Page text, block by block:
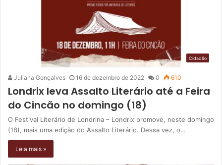
Cidadão
Juliana Gonçalves 16 de dezembro de 2022 0 610
Londrix leva Assalto Literário até a Feira
do Cincão no domingo (18)
O Festival Literário de Londrina – Londrix promove, neste domingo
(18), mais uma edição do Assalto Literário. Dessa vez, o…
Leia mais »